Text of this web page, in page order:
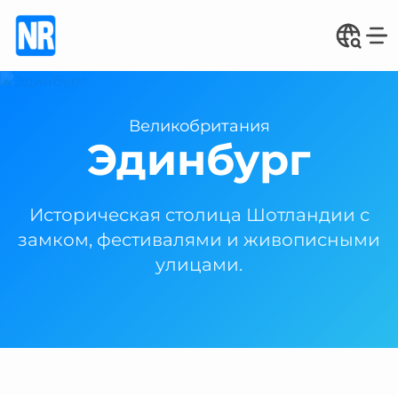
Великобритания
Эдинбург
Историческая столица Шотландии с
замком, фестивалями и живописными
улицами.